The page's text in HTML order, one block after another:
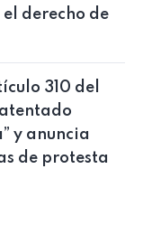
derecho de
310 del
y anuncia
de protesta